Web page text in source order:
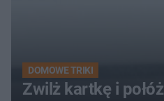
DOMOWE TRIKI
Zwilż kartkę i